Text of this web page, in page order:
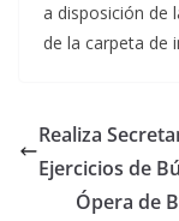
a disposición de
de la carpeta de
Realiza
Ejercicios de
Ópera de